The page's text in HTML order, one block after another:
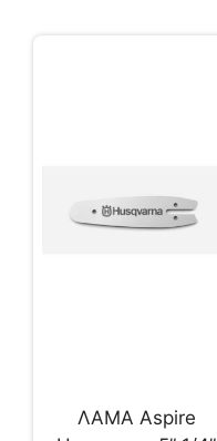
ΛΑΜΑ Aspire